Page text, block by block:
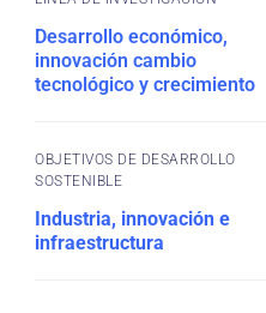
Desarrollo económico,
innovación cambio
tecnológico y crecimiento
OBJETIVOS DE DESARROLLO
SOSTENIBLE
Industria, innovación e
infraestructura